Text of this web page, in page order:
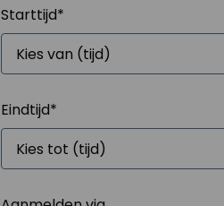
Starttijd*
Eindtijd*